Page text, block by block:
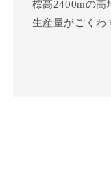
標高2400mの高
生産量がごくわ